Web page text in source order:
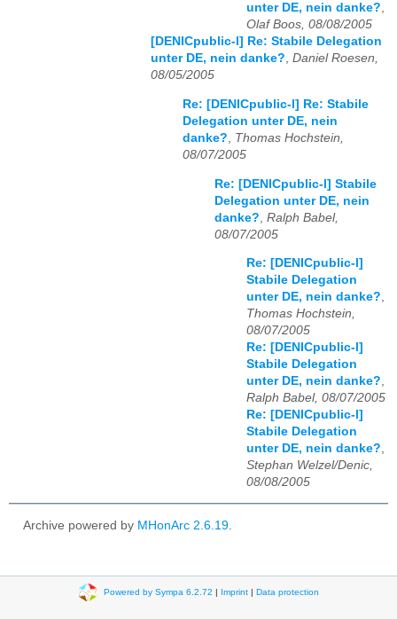
unter DE, nein danke?,
Olaf Boos, 08/08/2005
[DENICpublic-l] Re: Stabile Delegation
unter DE, nein danke?, Daniel Roesen,
08/05/2005
Re: [DENICpublic-l] Re: Stabile
Delegation unter DE, nein
danke?
Thomas Hochstein,
08/07/2005
Re: [DENICpublic-l] Stabile
Delegation unter DE, nein
danke? Ralph Babel,
08/07/2005
Re: [DENICpublic-l]
Stabile Delegation
unter DE, nein danke?,
Thomas Hochstein,
08/07/2005
Re: [DENICpublic-l]
Stabile Delegation
unter DE, nein danke?,
Ralph Babel, 08/07/2005
Re: [DENICpublic-l]
Stabile Delegation
unter DE, nein danke?,
Stephan Welzel/Denic,
08/08/2005
Archive powered by MHonArc 2.6.19.
Powered by Sympa 6.2.72 | Imprint| Data protection